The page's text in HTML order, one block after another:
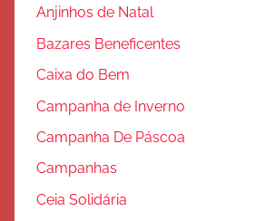
Anjinhos de Natal
Bazares Beneficentes
Caixa do Bem
Campanha de Inverno
Campanha De Páscoa
Campanhas
Ceia Solidária